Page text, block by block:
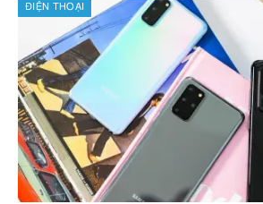
ĐIỆN THOẠI